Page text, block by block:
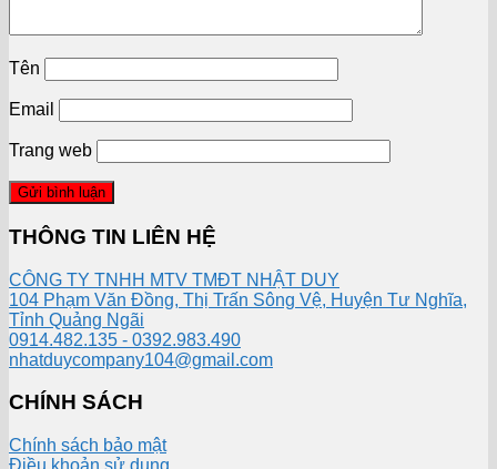
Tên
Email
Trang web
THÔNG TIN LIÊN HỆ
CÔNG TY TNHH MTV TMĐT NHẬT DUY
104 Phạm Văn Đồng, Thị Trấn Sông Vệ, Huyện Tư Nghĩa,
Tỉnh Quảng Ngãi
0914.482.135 - 0392.983.490
nhatduycompany104@gmail.com
CHÍNH SÁCH
Chính sách bảo mật